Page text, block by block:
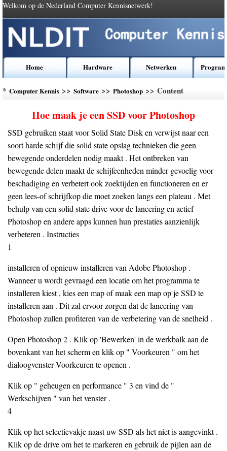
Welkom op de Nederland Computer Kennisnetwerk!
Home Hardware Netwerken
* Computer Kennis >> Software >> Photoshop >> Content
Hoe maak je een SSD voor Photoshop
SSD gebruiken staat voor Solid State Disk en verwijst naar een
soort harde schijf die solid state opslag technieken die geen
bewegende onderdelen nodig maakt . Het ontbreken van
bewegende delen maakt de schijfeenheden minder gevoelig voor
beschadiging en verbetert ook zoektijden en functioneren en er
geen lees-of schrijfkop die moet zoeken langs een plateau . Met
behulp van een solid state drive voor de lancering en actief
Photoshop en andere apps kunnen hun prestaties aanzienlijk
verbeteren . Instructies
1
installeren of opnieuw installeren van Adobe Photoshop .
Wanneer u wordt gevraagd een locatie om het programma te
installeren kiest , kies een map of maak een map op je SSD te
installeren aan . Dit zal ervoor zorgen dat de lancering van
Photoshop zullen profiteren van de verbetering van de snelheid .
Open Photoshop 2 . Klik op 'Bewerken' in de werkbalk aan de
bovenkant van het scherm en klik op " Voorkeuren " om het
dialoogvenster Voorkeuren te openen .
Klik op " geheugen en performance " 3 en vind de "
Werkschijven " van het venster .
4
Klik op het selectievakje naast uw SSD als het niet is aangevinkt .
Klik op de drive om het te markeren en gebruik de pijlen aan de